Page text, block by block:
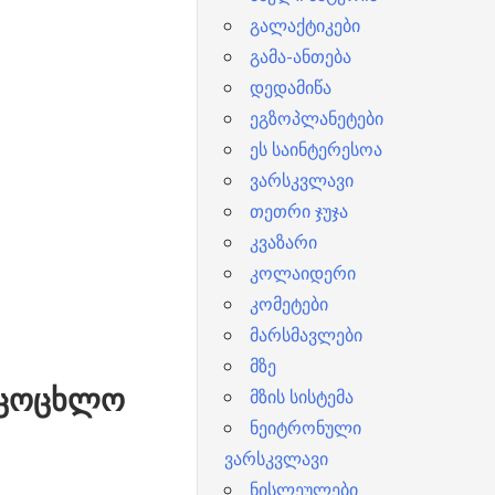
გალაქტიკები
გამა-ანთება
დედამიწა
ეგზოპლანეტები
ეს საინტერესოა
ვარსკვლავი
თეთრი ჯუჯა
კვაზარი
კოლაიდერი
კომეტები
მარსმავლები
მზე
მზის სისტემა
ნეიტრონული
ვარსკვლავი
ნისლეულები